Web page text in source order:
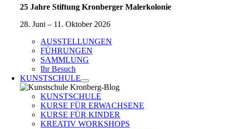
25 Jahre Stiftung Kronberger Malerkolonie
28. Juni – 11. Oktober 2026
AUSSTELLUNGEN
FÜHRUNGEN
SAMMLUNG
Ihr Besuch
KUNSTSCHULE
KUNSTSCHULE
KURSE FÜR ERWACHSENE
KURSE FÜR KINDER
KREATIV WORKSHOPS